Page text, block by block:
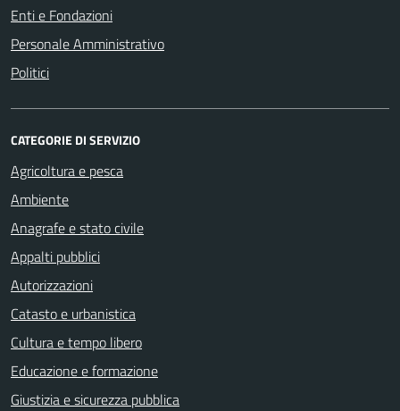
Enti e Fondazioni
Personale Amministrativo
Politici
CATEGORIE DI SERVIZIO
Agricoltura e pesca
Ambiente
Anagrafe e stato civile
Appalti pubblici
Autorizzazioni
Catasto e urbanistica
Cultura e tempo libero
Educazione e formazione
Giustizia e sicurezza pubblica